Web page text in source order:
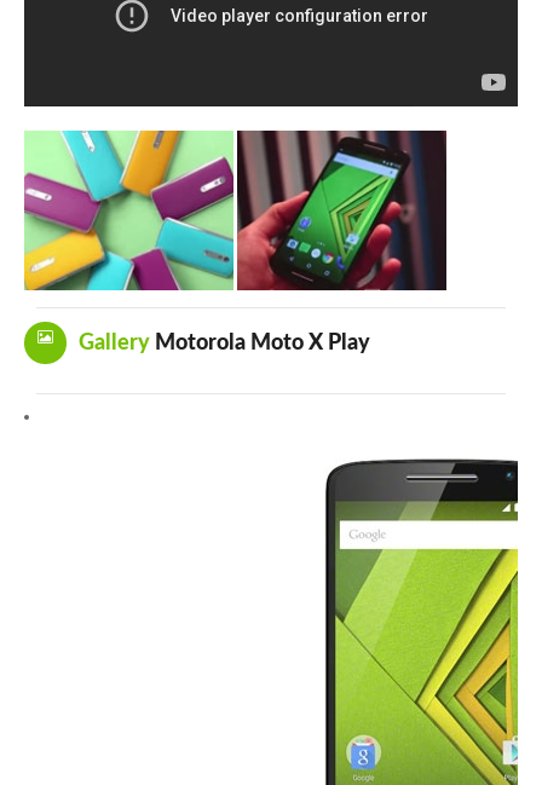
Gallery Motorola Moto X Play